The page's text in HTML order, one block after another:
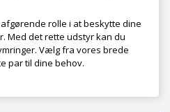
rolle i at beskytte dine
Med det rette udstyr kan du
Vælg fra vores brede
par til dine behov.